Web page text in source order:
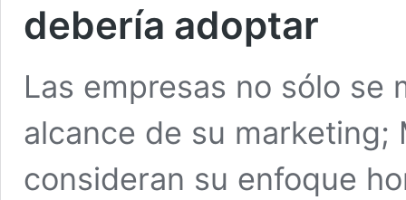
debería adoptar
Las empresas no sólo se
alcance de su marketing;
consideran su enfoque